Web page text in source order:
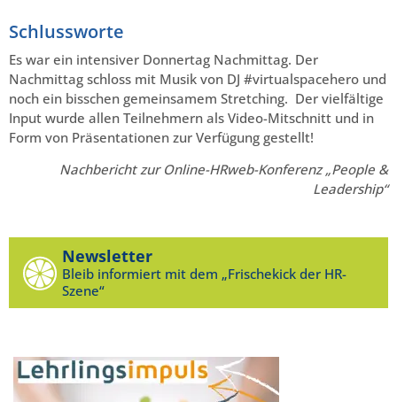
Schlussworte
Es war ein intensiver Donnertag Nachmittag. Der
Nachmittag schloss mit Musik von DJ #virtualspacehero und
noch ein bisschen gemeinsamem Stretching. Der vielfältige
Input wurde allen Teilnehmern als Video-Mitschnitt und in
Form von Präsentationen zur Verfügung gestellt!
Nachbericht zur Online-HRweb-Konferenz „People &
Leadership“
Newsletter
Bleib informiert mit dem „Frischekick der HR-
Szene“